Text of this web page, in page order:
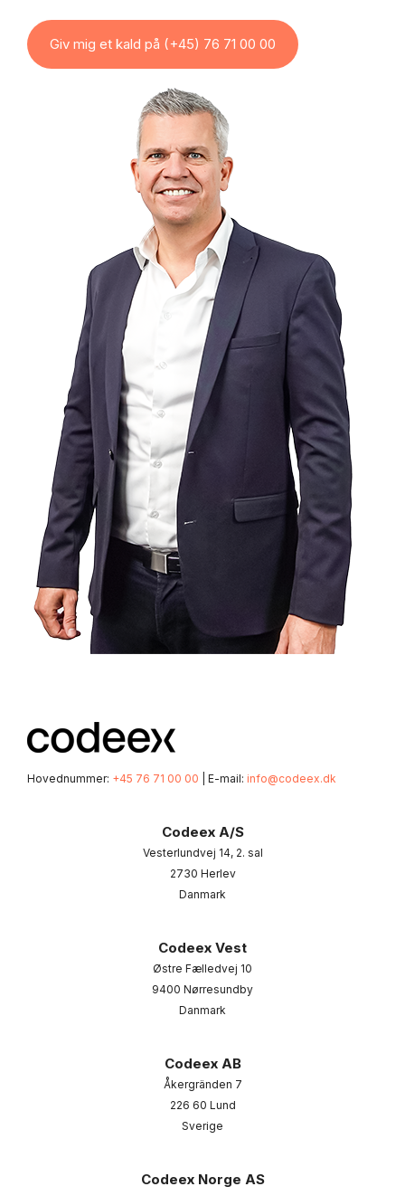
Giv mig et kald på (+45) 76 71 00 00
Hovednummer: +45 76 71 00 00 | E-mail: info@codeex.dk
Codeex A/S
Vesterlundvej 14, 2. sal
2730 Herlev
Danmark
Codeex Vest
Østre Fælledvej 10
9400 Nørresundby
Danmark
Codeex AB
Åkergränden 7
226 60 Lund
Sverige
Codeex Norge AS